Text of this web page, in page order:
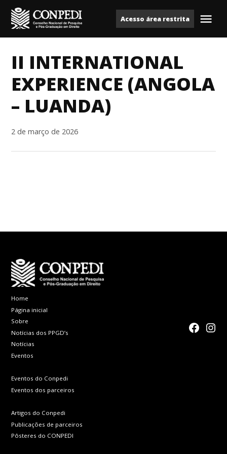
para
o
ConpediAcesso área restrita
II INTERNATIONAL
EXPERIENCE (ANGOLA
– LUANDA)
2 de março de 2026
Home
Página inicial
Sobre
Notícias dos PPGD’s
Notícias
Eventos
Eventos do Conpedi
Eventos dos parceiros
Artigos do Conpedi
Publicações de parceiros
Pôsteres do CONPEDI